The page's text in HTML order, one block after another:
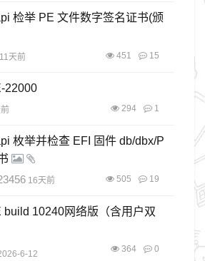
检举 PE 文件数字签名证书(颁
11天前 451 15
22000
294 1
枚举并检查 EFI 固件 db/dbx/P
16天前 505 19
build 10240网络版（含用户双
6-12 364 0